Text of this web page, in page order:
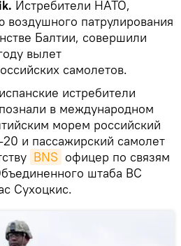
Истребители НАТО,
патрулирования
Балтии, совершили
вылет
самолетов.
истребители
в международном
морем российский
и пассажирский самолет
BNS офицер по связям
штаба ВС
Сухоцкис.